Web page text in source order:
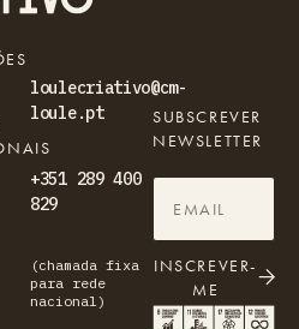
loulecriativo@cm-
loule.pt
+351 289 400
829
(chamada fixa
para rede
nacional)
SUBSCREVER
NEWSLETTER
INSCREVER-
ME